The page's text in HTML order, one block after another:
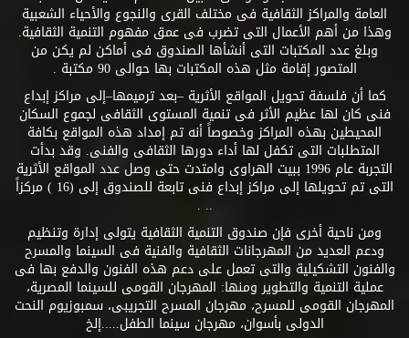
العامة والمراكز الثقافية فى مختلف القرى والنجوع والأحياء الشعبية
وهذا من أهم الأعمال التى تضرب فى عمق مفهوم التنمية الثقافية.
وبلغ عدد المكتبات التى أنشأها الصندوق فى أماكن لم يكن من
المتصور إقامة مثل هذه المكتبات بها حوالى 90 مكتبة .
كما أن فلسفة تحويل المواقع الأثرية –بعد ترميمها–إلى مراكز إبداع
فنى كان لها عظيم الأثر فى تنمية المستوى الثقافى لجموع السكان
المحيطين بهذه المراكز وخصوصاً أنه تم إمداد هذه المواقع بكافة
المتطلبات التى تكفل لها أداء دورها الثقافى والفنى. وقد بدأت
التجربة عام 1996 ببيت الهراوى وامتدت حتى وصل عدد المواقع الأثرية
التى تم تحويلها إلى مراكز إبداع فنى تابعة للصندوق إلى (16 ) مركزاً
.. .
ومن ناحية أخرى فإن صندوق التنمية الثقافية يتولى إدارة وتنظيم
ودعم العديد من المهرجانات الثقافية والفنية فى السينما والمسرح
والفنون التشكيلية والتى تعمل على دعم هذه الفنون والدفع بها فى
عملية التنمية والتطوير ومنها: المهرجان القومى للسينما المصرية،
المهرجان القومى للمسرح، مهرجان المسرح التجريبى، سمبوزيوم النحت
الدولى بأسوان، مهرجان سينما الطفل.....إلخ